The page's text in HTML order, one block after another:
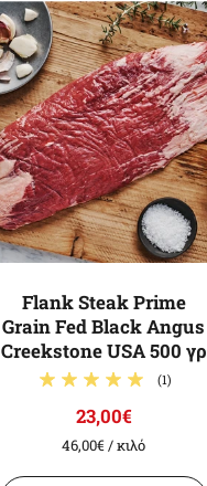
Flank Steak Prime
Grain Fed Black Angus
Creekstone USA 500 γρ
(1)
23,00€
46,00€/ κιλό